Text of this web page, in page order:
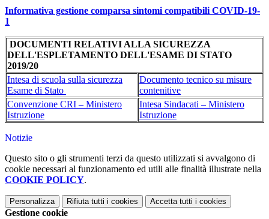
Informativa gestione comparsa sintomi compatibili COVID-19-
1
DOCUMENTI RELATIVI ALLA SICUREZZA
DELL'ESPLETAMENTO DELL'ESAME DI STATO
2019/20
Intesa di scuola sulla sicurezza
Esame di Stato
Documento tecnico su misure
contenitive
Convenzione CRI – Ministero
Istruzione
Intesa Sindacati – Ministero
Istruzione
Notizie
Questo sito o gli strumenti terzi da questo utilizzati si avvalgono di
cookie necessari al funzionamento ed utili alle finalità illustrate nella
COOKIE POLICY.
Personalizza Rifiuta tutti i cookies Accetta tutti i cookies
Gestione cookie